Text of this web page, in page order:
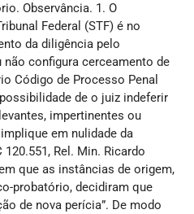
Observância. 1. O
Federal (STF) é no
da diligência pelo
configura cerceamento de
Código de Processo Penal
de o juiz indeferir
impertinentes ou
em nulidade da
Rel. Min. Ricardo
que as instâncias de origem,
probatório, decidiram que
de nova perícia”. De modo